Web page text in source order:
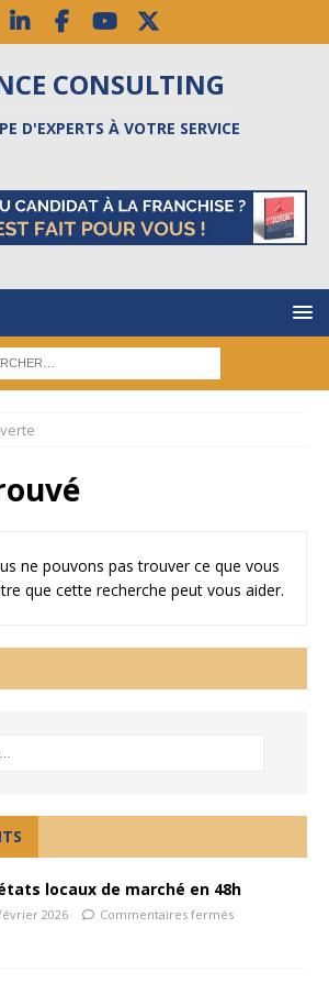
CONSULTING
D'EXPERTS À VOTRE SERVICE
ne pouvons pas trouver ce que vous
que cette recherche peut vous aider.
locaux de marché en 48h
2026 Commentaires fermés